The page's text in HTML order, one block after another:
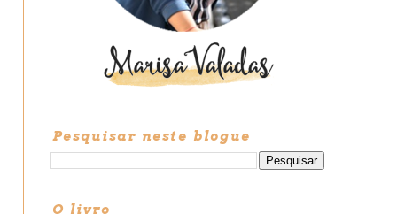
Pesquisar neste blogue
O livro